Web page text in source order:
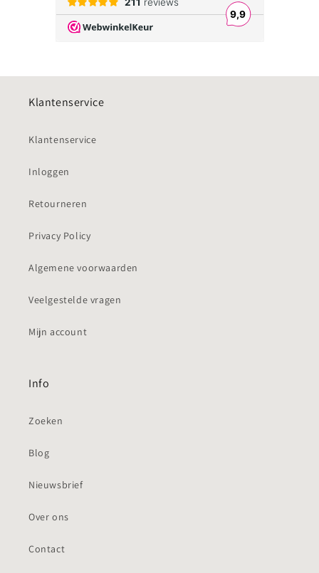
Klantenservice
Klantenservice
Inloggen
Retourneren
Privacy Policy
Algemene voorwaarden
Veelgestelde vragen
Mijn account
Info
Zoeken
Blog
Nieuwsbrief
Over ons
Contact